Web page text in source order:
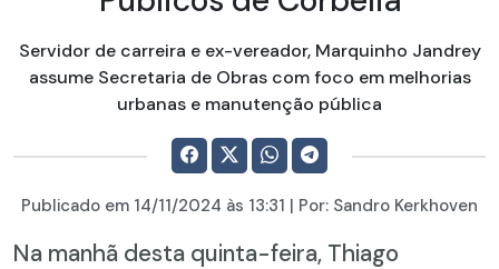
Servidor de carreira e ex-vereador, Marquinho Jandrey
assume Secretaria de Obras com foco em melhorias
urbanas e manutenção pública
Publicado em 14/11/2024 às 13:31 | Por: Sandro Kerkhoven
Na manhã desta quinta-feira, Thiago